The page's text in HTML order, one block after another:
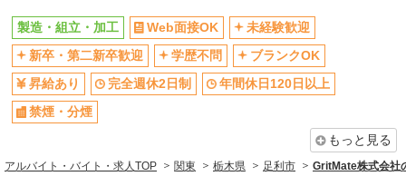
製造・組立・加工 Web面接OK
未経験歓迎
新卒・第二新卒歓迎
学歴不問
ブランクOK
昇給あり
完全週休2日制
年間休日120日以上
禁煙・分煙
もっと見る
アルバイト・バイト・求人TOP 関東 栃木県 足利市 GritMate株式会社